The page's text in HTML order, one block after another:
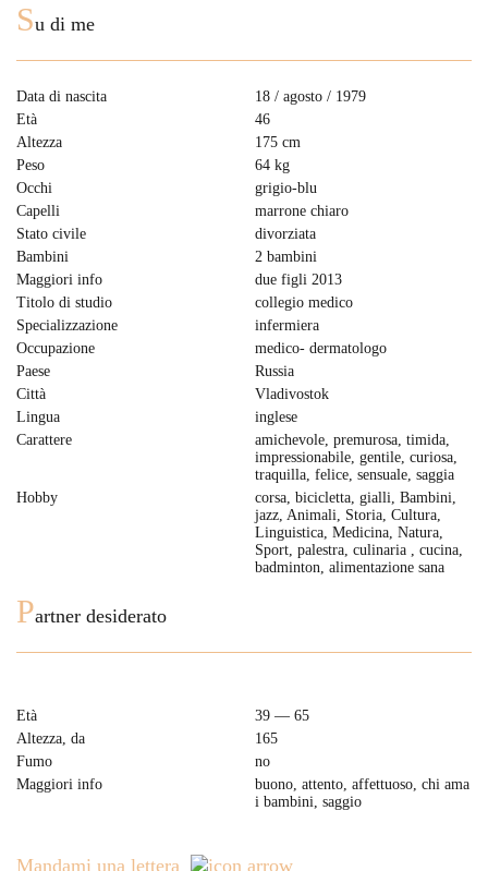
Su di me
Data di nascita
18 / agosto / 1979
Età
46
Altezza
175 cm
Peso
64 kg
Occhi
grigio-blu
Capelli
marrone chiaro
Stato civile
divorziata
Bambini
2 bambini
Maggiori info
due figli 2013
Titolo di studio
collegio medico
Specializzazione
infermiera
Occupazione
medico- dermatologo
Paese
Russia
Città
Vladivostok
Lingua
inglese
Carattere
amichevole, premurosa, timida,
impressionabile, gentile, curiosa,
traquilla, felice, sensuale, saggia
Hobby
corsa, bicicletta, gialli, Bambini,
jazz, Animali, Storia, Cultura,
Linguistica, Medicina, Natura,
Sport, palestra, culinaria , cucina,
badminton, alimentazione sana
Partner desiderato
Età
39 — 65
Altezza, da
165
Fumo
no
Maggiori info
buono, attento, affettuoso, chi ama
i bambini, saggio
Mandami una lettera